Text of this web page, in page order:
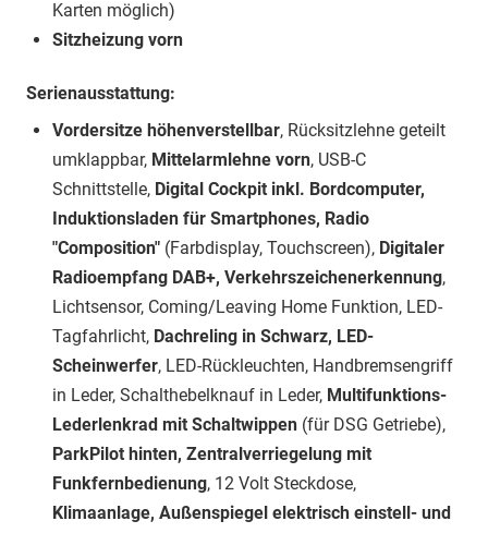
Karten möglich)
Sitzheizung vorn
Serienausstattung:
Vordersitze höhenverstellbar, Rücksitzlehne geteilt
umklappbar, Mittelarmlehne vorn, USB-C
Schnittstelle, Digital Cockpit inkl. Bordcomputer,
Induktionsladen für Smartphones, Radio
"Composition" (Farbdisplay, Touchscreen), Digitaler
Radioempfang DAB+, Verkehrszeichenerkennung,
Lichtsensor, Coming/Leaving Home Funktion, LED-
Tagfahrlicht, Dachreling in Schwarz, LED-
Scheinwerfer, LED-Rückleuchten, Handbremsengriff
in Leder, Schalthebelknauf in Leder, Multifunktions-
Lederlenkrad mit Schaltwippen (für DSG Getriebe),
ParkPilot hinten, Zentralverriegelung mit
Funkfernbedienung, 12 Volt Steckdose,
Klimaanlage, Außenspiegel elektrisch einstell- und